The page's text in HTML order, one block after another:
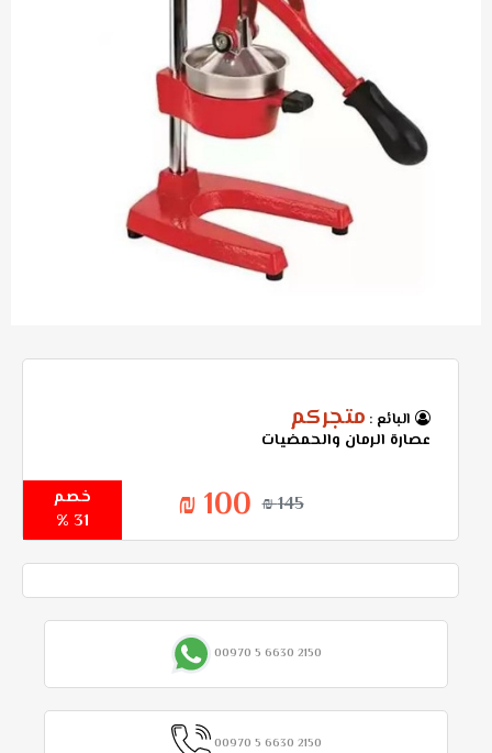
البائع : متجركم
عصارة الرمان والحمضيات
خصم
31 %
100 ₪ 145 ₪
00970 5 6630 2150
00970 5 6630 2150